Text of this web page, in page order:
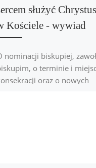
służyć
Kościele - wywiad
nominacji biskupiej,
o terminie i
oraz o nowych